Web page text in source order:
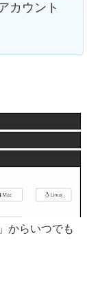
カウント
からいつでも